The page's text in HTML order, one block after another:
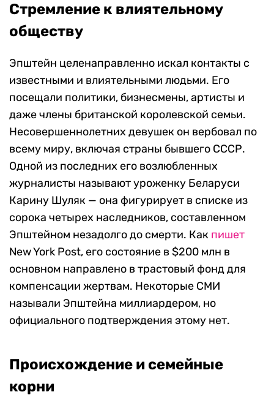
Стремление к влиятельному
обществу
Эпштейн целенаправленно искал контакты с
известными и влиятельными людьми. Его
посещали политики, бизнесмены, артисты и
даже члены британской королевской семьи.
Несовершеннолетних девушек он вербовал по
всему миру, включая страны бывшего СССР.
Одной из последних его возлюбленных
журналисты называют уроженку Беларуси
Карину Шуляк — она фигурирует в списке из
сорока четырех наследников, составленном
Эпштейном незадолго до смерти. Как пишет
New York Post, его состояние в $200 млн в
основном направлено в трастовый фонд для
компенсации жертвам. Некоторые СМИ
называли Эпштейна миллиардером, но
официального подтверждения этому нет.
Происхождение и семейные
корни